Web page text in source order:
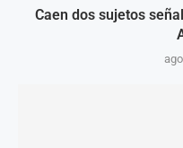
Caen dos sujetos